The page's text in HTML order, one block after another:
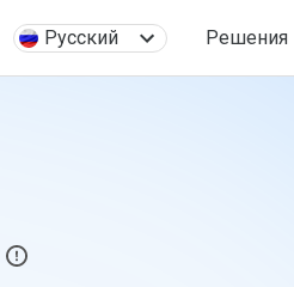
Русский Решения